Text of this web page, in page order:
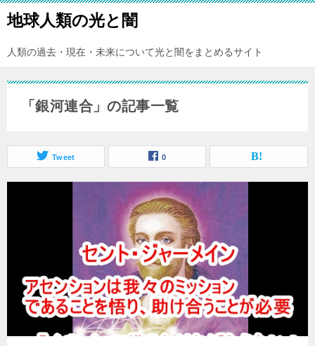
地球人類の光と闇
人類の過去・現在・未来について光と闇をまとめるサイト
「銀河連合」の記事一覧
Tweet 0